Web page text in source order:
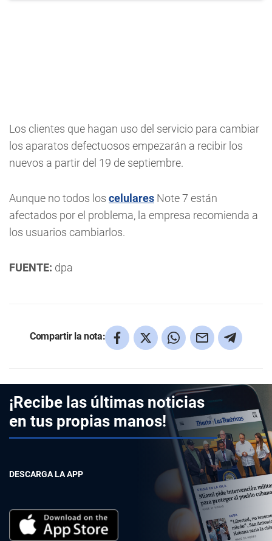
Los clientes que hagan uso del servicio para cambiar
los aparatos defectuosos empezarán a recibir los
nuevos a partir del 19 de septiembre.
Aunque no todos los celulares Note 7 están
afectados por el problema, la empresa recomienda a
los usuarios cambiarlos.
FUENTE: dpa
Compartir la nota:
¡Recibe las últimas noticias
en tus propias manos!
DESCARGA LA APP